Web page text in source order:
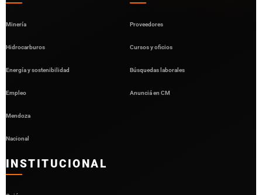
Minería
Hidrocarburos
Energía y sostenibilidad
Empleo
Mendoza
Nacional
Proveedores
Cursos y oficios
Búsquedas laborales
Anunciá en CM
INSTITUCIONAL